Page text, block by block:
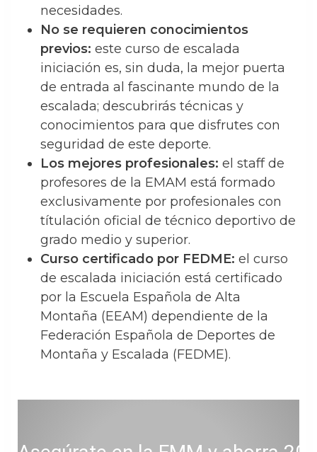
necesidades.
No se requieren conocimientos
previos: este curso de escalada
iniciación es, sin duda, la mejor puerta
de entrada al fascinante mundo de la
escalada; descubrirás técnicas y
conocimientos para que disfrutes con
seguridad de este deporte.
Los mejores profesionales: el staff de
profesores de la EMAM está formado
exclusivamente por profesionales con
títulación oficial de técnico deportivo de
grado medio y superior.
Curso certificado por FEDME: el curso
de escalada iniciación está certificado
por la Escuela Española de Alta
Montaña (EEAM) dependiente de la
Federación Española de Deportes de
Montaña y Escalada (FEDME).